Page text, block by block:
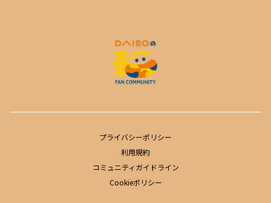
プライバシーポリシー
利用規約
コミュニティガイドライン
Cookieポリシー